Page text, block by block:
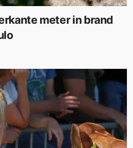
meter in brand